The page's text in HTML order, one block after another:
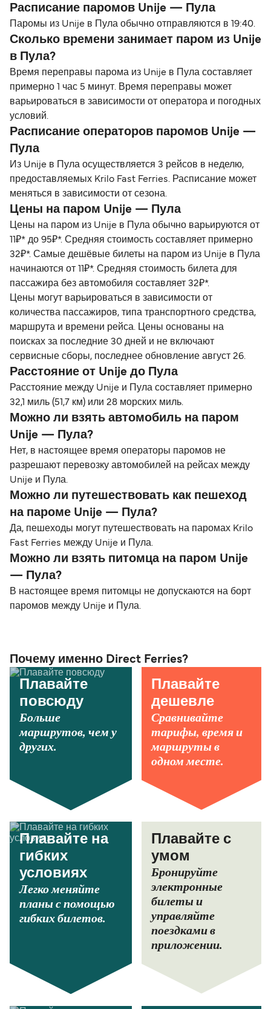
Расписание паромов Unije — Пула
Паромы из Unije в Пула обычно отправляются в 19:40.
Сколько времени занимает паром из Unije
в Пула?
Время переправы парома из Unije в Пула составляет
примерно 1 час 5 минут. Время переправы может
варьироваться в зависимости от оператора и погодных
условий.
Расписание операторов паромов Unije —
Пула
Из Unije в Пула осуществляется 3 рейсов в неделю,
предоставляемых Krilo Fast Ferries. Расписание может
меняться в зависимости от сезона.
Цены на паром Unije — Пула
Цены на паром из Unije в Пула обычно варьируются от
11₽* до 95₽*. Средняя стоимость составляет примерно
32₽*. Самые дешёвые билеты на паром из Unije в Пула
начинаются от 11₽*. Средняя стоимость билета для
пассажира без автомобиля составляет 32₽*.
Цены могут варьироваться в зависимости от
количества пассажиров, типа транспортного средства,
маршрута и времени рейса. Цены основаны на
поисках за последние 30 дней и не включают
сервисные сборы, последнее обновление август 26.
Расстояние от Unije до Пула
Расстояние между Unije и Пула составляет примерно
32,1 миль (51,7 км) или 28 морских миль.
Можно ли взять автомобиль на паром
Unije — Пула?
Нет, в настоящее время операторы паромов не
разрешают перевозку автомобилей на рейсах между
Unije и Пула.
Можно ли путешествовать как пешеход
на пароме Unije — Пула?
Да, пешеходы могут путешествовать на паромах Krilo
Fast Ferries между Unije и Пула.
Можно ли взять питомца на паром Unije
— Пула?
В настоящее время питомцы не допускаются на борт
паромов между Unije и Пула.
Почему именно Direct Ferries?
Плавайте
повсюду
Больше
маршрутов, чем у
других.
Плавайте
дешевле
Сравнивайте
тарифы, время и
маршруты в
одном месте.
Плавайте на
гибких
условиях
Легко меняйте
планы с помощью
гибких билетов.
Плавайте с
умом
Бронируйте
электронные
билеты и
управляйте
поездками в
приложении.